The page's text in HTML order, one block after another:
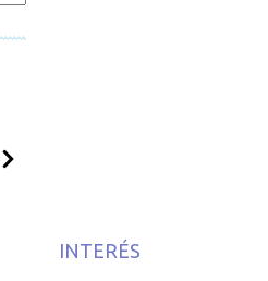
INTERÉS